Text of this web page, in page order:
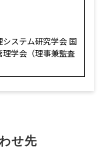
ステム研究学会 国
学会（理事兼監査
せ先